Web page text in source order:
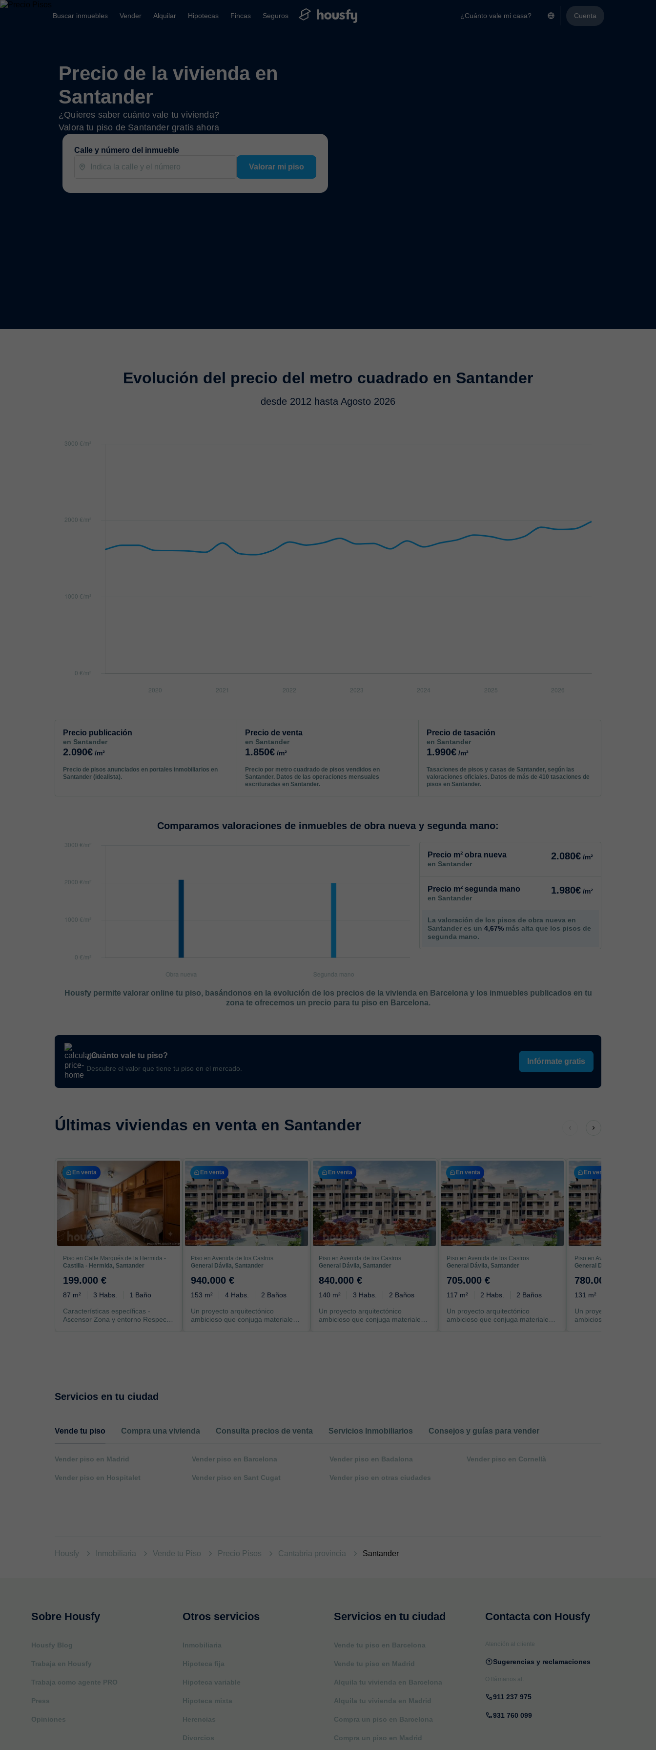
Buscar inmuebles Vender Alquilar Hipotecas Fincas Seguros ¿Cuánto vale mi casa? Cuenta
Precio de la vivienda en
Santander
¿Quieres saber cuánto vale tu vivienda?
Valora tu piso de Santander gratis ahora
Calle y número del inmueble
Valorar mi piso
Evolución del precio del metro cuadrado en Santander
desde 2012 hasta Agosto 2026
Precio publicación
en Santander
2.090€ /m²
Precio de pisos anunciados en portales inmobiliarios en
Santander (idealista).
Precio de venta
en Santander
1.850€/m²
Precio por metro cuadrado de pisos vendidos en
Santander. Datos de las operaciones mensuales
escrituradas en Santander.
Precio de tasación
en Santander
1.990€ /m²
Tasaciones de pisos y casas de Santander, según las
valoraciones oficiales. Datos de más de 410 tasaciones de
pisos en Santander.
Comparamos valoraciones de inmuebles de obra nueva y segunda mano:
Precio m² obra nueva
en Santander
2.080€ /m²
Precio m² segunda mano
en Santander
1.980€ /m²
La valoración de los pisos de obra nueva en
Santander es un 4,67%más alta que los pisos de
segunda mano.
Housfy permite valorar online tu piso, basándonos en la evolución de los precios de la vivienda en Barcelona y los inmuebles publicados en tu
zona te ofrecemos un precio para tu piso en Barcelona.
¿Cuánto vale tu piso?
Descubre el valor que tiene tu piso en el mercado.
Infórmate gratis
Últimas viviendas en venta en Santander
En venta
Castilla - Hermida, Santander
199.000 €
87 m² 3 Habs. 1 Baño
Características específicas -
Ascensor Zona y entorno Respecto
En venta
Piso en Avenida de los Castros
General Dávila, Santander
940.000 €
153 m² 4 Habs. 2 Baños
Un proyecto arquitectónico
ambicioso que conjuga materiales
En venta
Piso en Avenida de los Castros
General Dávila, Santander
840.000 €
140 m² 3 Habs. 2 Baños
Un proyecto arquitectónico
ambicioso que conjuga materiales
En venta
Piso en Avenida de los Castros
General Dávila, Santander
705.000 €
117 m² 2 Habs. 2 Baños
Un proyecto arquitectónico
ambicioso que conjuga materiales
En venta
Piso en Avenida de los
General Dávila, Santander
780.000 €
131 m²
Un proyecto
ambicioso que conjuga
Servicios en tu ciudad
Vende tu piso Compra una vivienda Consulta precios de venta Servicios Inmobiliarios Consejos y guías para vender
Vender piso en Madrid Vender piso en Barcelona Vender piso en Badalona Vender piso en Cornellà
Vender piso en Hospitalet Vender piso en Sant Cugat Vender piso en otras ciudades
Housfy Inmobiliaria Vende tu Piso Precio Pisos Cantabria provincia Santander
Sobre Housfy
Housfy Blog
Trabaja en Housfy
Trabaja como agente PRO
Press
Opiniones
Otros servicios
Inmobiliaria
Hipoteca fija
Hipoteca variable
Hipoteca mixta
Herencias
Divorcios
Servicios en tu ciudad
Vende tu piso en Barcelona
Vende tu piso en Madrid
Alquila tu vivienda en Barcelona
Alquila tu vivienda en Madrid
Compra un piso en Barcelona
Compra un piso en Madrid
Contacta con Housfy
Atención al cliente
Sugerencias y reclamaciones
O llámanos al:
911 237 975
931 760 099